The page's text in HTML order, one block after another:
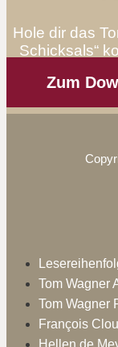
Hole dir das
Schicksals“
Zum
Tom Wagner
Tom Wagner
François